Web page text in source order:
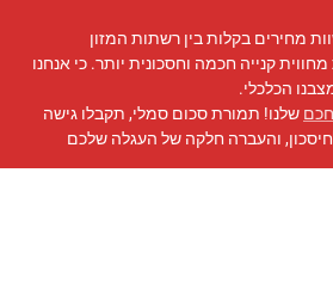
מחירים בקלות בין רשתות המזון
קנייה חכמה וחסכונית יותר. כי אנחנו
הכלכלי.
שלנו! תמורת סכום סמלי, תקבלו גישה
והעברה חלקה של העגלה שלכם